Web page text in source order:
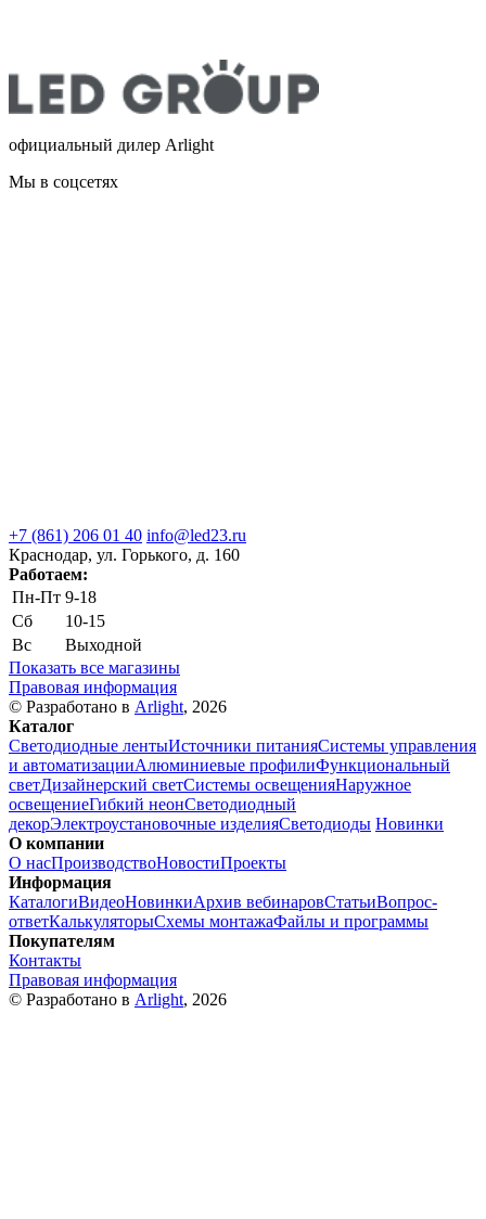
официальный дилер Arlight
Мы в соцсетях
+7 (861) 206 01 40 info@led23.ru
Краснодар, ул. Горького, д. 160
Работаем:
Пн-Пт 9-18
Сб
10-15
Вс
Выходной
Показать все магазины
Правовая информация
© Разработано в Arlight, 2026
Каталог
Светодиодные лентыИсточники питанияСистемы управления
и автоматизацииАлюминиевые профилиФункциональный
светДизайнерский светСистемы освещенияНаружное
освещениеГибкий неонСветодиодный
декорЭлектроустановочные изделияСветодиоды Новинки
О компании
О насПроизводствоНовостиПроекты
Информация
КаталогиВидеоНовинкиАрхив вебинаровСтатьиВопрос-
ответКалькуляторыСхемы монтажаФайлы и программы
Покупателям
Контакты
Правовая информация
© Разработано в Arlight, 2026